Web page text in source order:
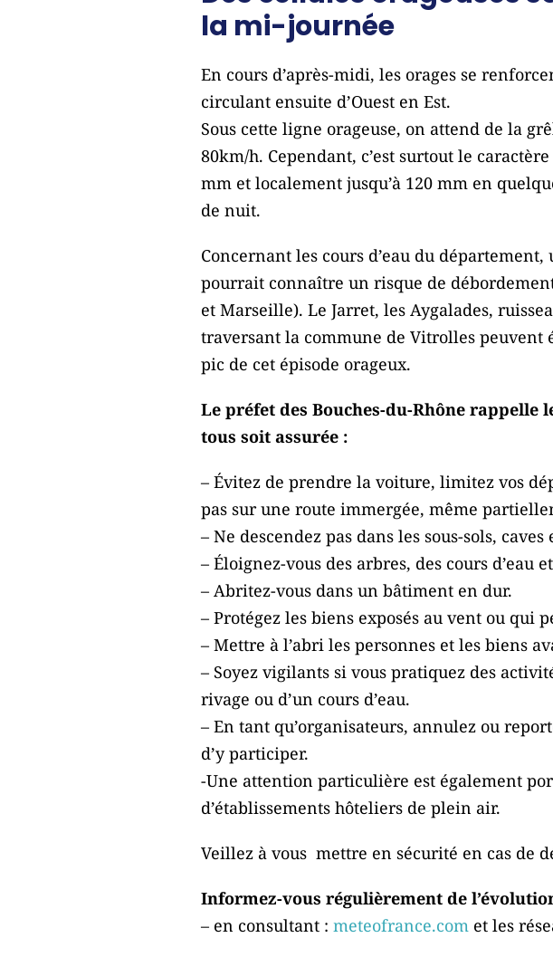
la mi-journée
En cours d’après-midi, les orages se
circulant ensuite d’Ouest en Est.
Sous cette ligne orageuse, on attend de la
80km/h. Cependant, c’est surtout le
mm et localement jusqu’à 120 mm en
de nuit.
Concernant les cours d’eau du
pourrait connaître un risque de
et Marseille). Le Jarret, les Aygalades,
traversant la commune de Vitrolles
pic de cet épisode orageux.
Le préfet des Bouches-du-Rhône rappelle
tous soit assurée :
– Évitez de prendre la voiture, limitez vos
pas sur une route immergée, même
– Ne descendez pas dans les sous-sols,
– Éloignez-vous des arbres, des cours d’eau
– Abritez-vous dans un bâtiment en dur.
– Protégez les biens exposés au vent ou qui
– Mettre à l’abri les personnes et les biens
– Soyez vigilants si vous pratiquez des
rivage ou d’un cours d’eau.
– En tant qu’organisateurs, annulez ou
d’y participer.
-Une attention particulière est également
d’établissements hôteliers de plein air.
Veillez à vous mettre en sécurité en cas de
Informez-vous régulièrement de
– en consultant : meteofrance.com et les